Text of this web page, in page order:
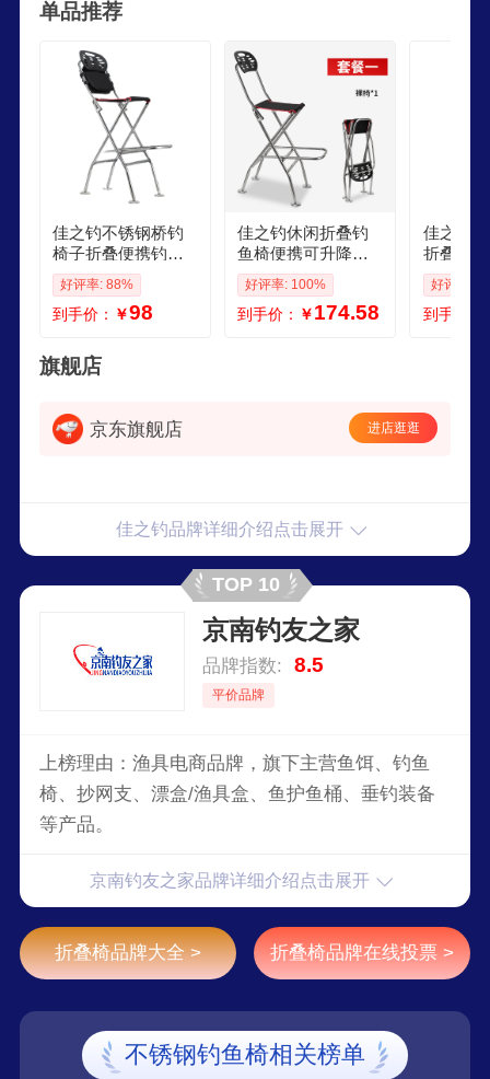
单品推荐
佳之钓不锈钢桥钓
椅子折叠便携钓鱼
椅可升降筏钓椅高
脚凳钓鱼凳子 桥钓
椅子套餐一
好评率: 88%
到手价： ￥98
佳之钓休闲折叠钓
鱼椅便携可升降筏
钓鱼凳子全地形高
脚不锈钢钓椅 金属
涂层套餐一裸椅
好评率: 100%
到手价： ￥174.58
佳之钓
折叠加
携可升
子全地
椅 金属
好评率:
到手价：
旗舰店
京东旗舰店 进店逛逛
佳之钓品牌详细介绍点击展开
TOP 10
京南钓友之家
品牌指数: 8.5
平价品牌
上榜理由：渔具电商品牌，旗下主营鱼饵、钓鱼
椅、抄网支、漂盒/渔具盒、鱼护鱼桶、垂钓装备
等产品。
京南钓友之家品牌详细介绍点击展开
折叠椅品牌大全 > 折叠椅品牌在线投票 >
不锈钢钓鱼椅相关榜单